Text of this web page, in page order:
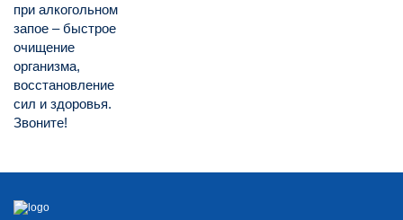
при алкогольном
запое – быстрое
очищение
организма,
восстановление
сил и здоровья.
Звоните!